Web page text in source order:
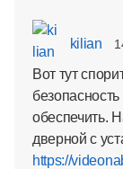
kilian
Вот тут
обеспечить.
дверной с
https://